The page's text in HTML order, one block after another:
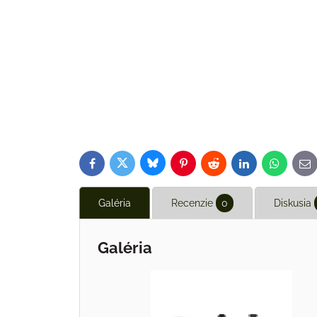
FacebookTwitterBlueskyPinterestReddit LinkedInWhatsApp
E-
mail
Galéria Recenzie 0 Diskusia
Galéria